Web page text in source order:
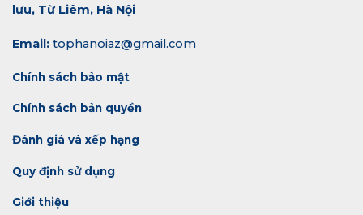
lưu, Từ Liêm, Hà Nội
Email: tophanoiaz@gmail.com
Chính sách bảo mật
Chính sách bản quyền
Đánh giá và xếp hạng
Quy định sử dụng
Giới thiệu